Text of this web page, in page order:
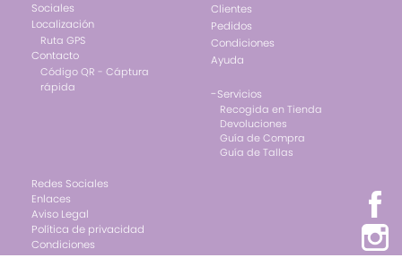
Sociales
Localización
Ruta GPS
Contacto
Código QR - Cáptura
rápida
Clientes
Pedidos
Condiciones
Ayuda
-Servicios
Recogida en Tienda
Devoluciones
Guía de Compra
Guía de Tallas
Redes Sociales
Enlaces
Aviso Legal
Política de privacidad
Condiciones
Cookies